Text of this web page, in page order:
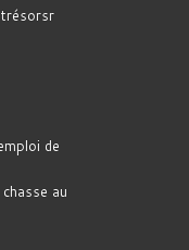
trésorsr
de
au